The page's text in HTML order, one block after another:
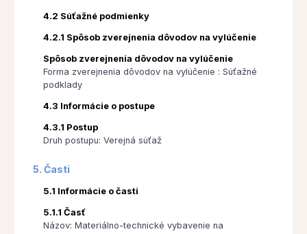
4.2 Súťažné podmienky
4.2.1 Spôsob zverejnenia dôvodov na vylúčenie
Spôsob zverejnenia dôvodov na vylúčenie
Forma zverejnenia dôvodov na vylúčenie : Súťažné
podklady
4.3 Informácie o postupe
4.3.1 Postup
Druh postupu: Verejná súťaž
5. Časti
5.1 Informácie o časti
5.1.1 Časť
Názov: Materiálno-technické vybavenie na